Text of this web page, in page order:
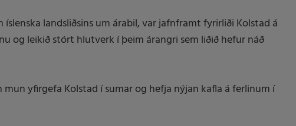
landsliðsins um árabil, var jafnframt fyrirliði Kolstad á
og leikið stórt hlutverk í þeim árangri sem liðið hefur náð
yfirgefa Kolstad í sumar og hefja nýjan kafla á ferlinum í